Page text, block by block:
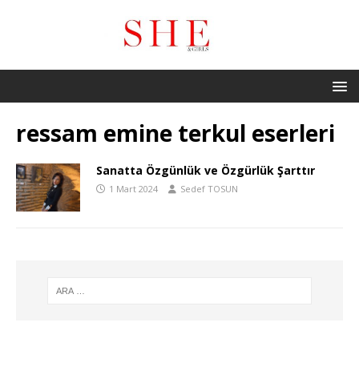
ressam emine terkul eserleri
Sanatta Özgünlük ve Özgürlük Şarttır
1 Mart 2024 Sedef TOSUN